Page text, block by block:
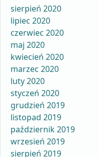
sierpień 2020
lipiec 2020
czerwiec 2020
maj 2020
kwiecień 2020
marzec 2020
luty 2020
styczeń 2020
grudzień 2019
listopad 2019
październik 2019
wrzesień 2019
sierpień 2019